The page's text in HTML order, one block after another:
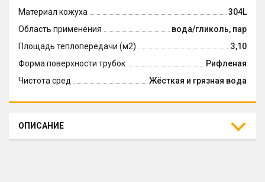
Материал кожуха
304L
Область применения
вода/гликоль, пар
Площадь теплопередачи (м2)
3,10
Форма поверхности трубок
Рифленая
Чистота сред
Жёсткая и грязная вода
ОПИСАНИЕ